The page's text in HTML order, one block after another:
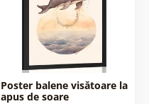
Poster balene visătoare la
apus de soare